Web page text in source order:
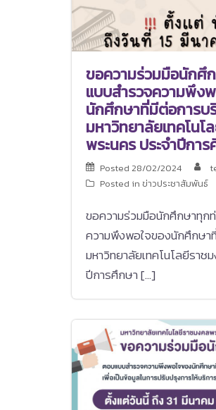
ขอความร่วมมือนักศึ
แบบสำรวจความพึง
นักศึกษาที่มีต่อการบ
มหาวิทยาลัยเทคโนโ
พระนคร ประจำปีกา
Posted 28/02/2024
Posted in ข่าวประชาสัมพันธ์
ขอความร่วมมือนักศึกษาทุก
ความพึงพอใจของนักศึกษา
มหาวิทยาลัยเทคโนโลยีราช
ปีการศึกษา […]